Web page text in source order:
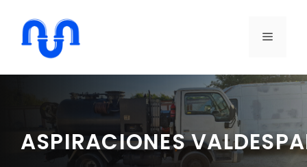
contenido
MENÚ
ASPIRACIONES